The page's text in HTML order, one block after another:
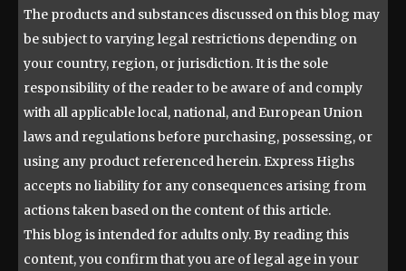
The products and substances discussed on this blog may
be subject to varying legal restrictions depending on
your country, region, or jurisdiction. It is the sole
responsibility of the reader to be aware of and comply
with all applicable local, national, and European Union
laws and regulations before purchasing, possessing, or
using any product referenced herein. Express Highs
accepts no liability for any consequences arising from
actions taken based on the content of this article.
This blog is intended for adults only. By reading this
content, you confirm that you are of legal age in your